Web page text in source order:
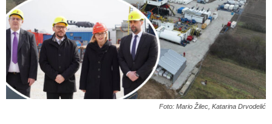
Foto: Mario Žilec, Katarina Drvodelić